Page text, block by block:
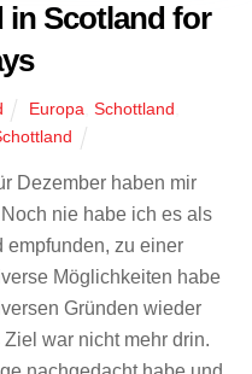
in Scotland for
Europa Schottland
Dezember haben mir
nie habe ich es als
empfunden, zu einer
Möglichkeiten habe
Gründen wieder
war nicht mehr drin.